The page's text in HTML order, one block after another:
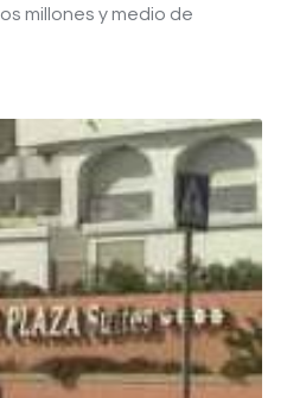
millones y medio de